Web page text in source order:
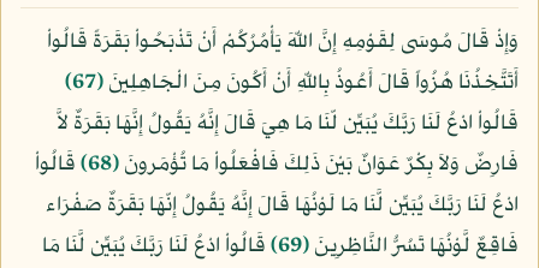
وَإِذْ قَالَ مُوسَى لِقَوْمِهِ إِنَّ اللّهَ يَأْمُرُكُمْ أَنْ تَذْبَحُواْ بَقَرَةً قَالُواْ
أَتَتَّخِذُنَا هُزُواً قَالَ أَعُوذُ بِاللّهِ أَنْ أَكُونَ مِنَ الْجَاهِلِينَ﴿67﴾
قَالُواْ ادْعُ لَنَا رَبَّكَ يُبَيِّن لّنَا مَا هِيَ قَالَ إِنَّهُ يَقُولُ إِنَّهَا بَقَرَةٌ لاَّ
فَارِضٌ وَلاَ بِكْرٌ عَوَانٌ بَيْنَ ذَلِكَ فَافْعَلُواْ مَا تُؤْمَرونَ﴿68﴾
قَالُواْ
ادْعُ لَنَا رَبَّكَ يُبَيِّن لَّنَا مَا لَوْنُهَا قَالَ إِنَّهُ يَقُولُ إِنّهَا بَقَرَةٌ صَفْرَاء
فَاقِعٌ لَّوْنُهَا تَسُرُّ النَّاظِرِينَ﴿69﴾
قَالُواْ ادْعُ لَنَا رَبَّكَ يُبَيِّن لَّنَا مَا